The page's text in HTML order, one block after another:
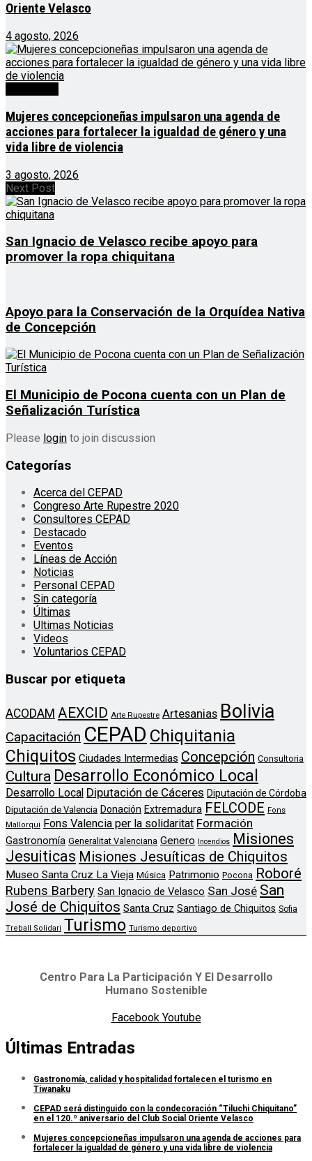
Oriente Velasco
4 agosto, 2026
Mujeres concepcioneñas impulsaron una agenda de
acciones para fortalecer la igualdad de género y una
vida libre de violencia
3 agosto, 2026
Next Post
San Ignacio de Velasco recibe apoyo para
promover la ropa chiquitana
Apoyo para la Conservación de la Orquídea Nativa
de Concepción
El Municipio de Pocona cuenta con un Plan de
Señalización Turística
Please login to join discussion
Categorías
Acerca del CEPAD
Congreso Arte Rupestre 2020
Consultores CEPAD
Destacado
Eventos
Líneas de Acción
Noticias
Personal CEPAD
Sin categoría
Últimas
Ultimas Noticias
Videos
Voluntarios CEPAD
Buscar por etiqueta
ACODAM AEXCID Arte Rupestre Artesanias Bolivia
Capacitación CEPAD Chiquitania
Chiquitos Ciudades Intermedias Concepción Consultoria
Cultura Desarrollo Económico Local
Desarrollo Local Diputación de Cáceres Diputación de Córdoba
Diputación de Valencia Donación Extremadura FELCODE Fons
Mallorqui Fons Valencia per la solidaritat Formación
Gastronomía Generalitat Valenciana Genero Incendios Misiones
Jesuiticas Misiones Jesuíticas de Chiquitos
Museo Santa Cruz La Vieja Música Patrimonio Pocona Roboré
Rubens Barbery San Ignacio de Velasco San José San
José de Chiquitos Santa Cruz Santiago de Chiquitos Sofia
Treball Solidari Turismo Turismo deportivo
Centro Para La Participación Y El Desarrollo
Humano Sostenible
Facebook Youtube
Últimas Entradas
Gastronomía, calidad y hospitalidad fortalecen el turismo en
Tiwanaku
CEPAD será distinguido con la condecoración “Tiluchi Chiquitano”
en el 120.º aniversario del Club Social Oriente Velasco
Mujeres concepcioneñas impulsaron una agenda de acciones para
fortalecer la igualdad de género y una vida libre de violencia